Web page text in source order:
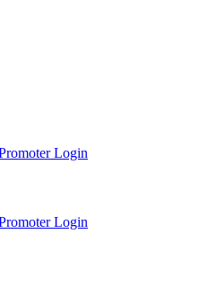
Login
Login